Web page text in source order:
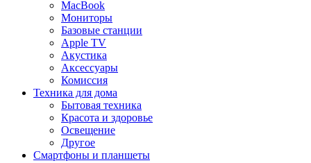
MacBook
Мониторы
Базовые станции
Apple TV
Акустика
Аксессуары
Комиссия
Техника для дома
Бытовая техника
Красота и здоровье
Освещение
Другое
Смартфоны и планшеты